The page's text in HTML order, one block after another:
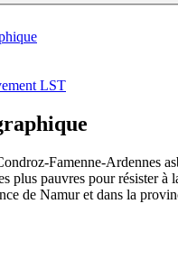
LST
Famenne-Ardennes
plus pauvres pour résister à
de Namur et dans la